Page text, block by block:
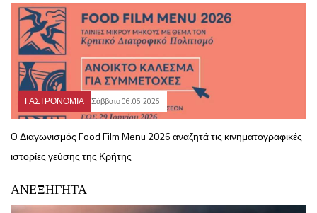
ΓΑΣΤΡΟΝΟΜΙΑ Σάββατο 06.06.2026
O Διαγωνισμός Food Film Menu 2026 αναζητά τις κινηματογραφικές
ιστορίες γεύσης της Κρήτης
ΑΝΕΞΗΓΗΤΑ